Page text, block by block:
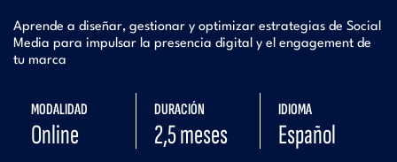
Aprende a diseñar, gestionar y optimizar estrategias de Social
Media para impulsar la presencia digital y el engagement de
tu marca
MODALIDAD
Online
DURACIÓN
2,5 meses
IDIOMA
Español